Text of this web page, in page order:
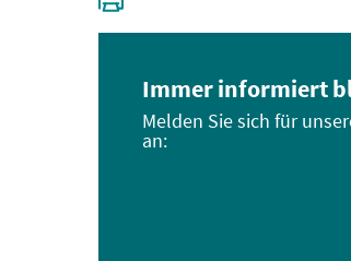
Immer informiert
Melden Sie sich für
an: